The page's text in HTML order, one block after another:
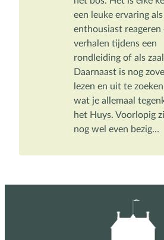
een leuke ervaring
enthousiast reageren
verhalen tijdens een
rondleiding of als
Daarnaast is nog
lezen en uit te
wat je allemaal
het Huys. Voorlopig
nog wel even bezig…